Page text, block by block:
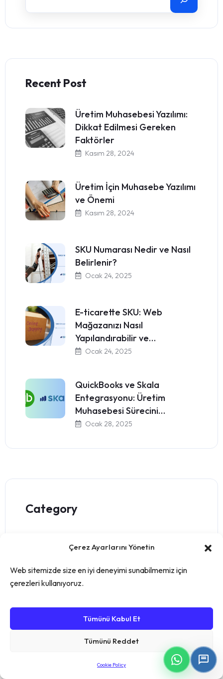
Çerez Ayarlarını Yönetin
Web sitemizde size en iyi deneyimi sunabilmemiz için
çerezleri kullanıyoruz.
Tümünü Kabul Et
Tümünü Reddet
Cookie Policy
Recent Post
Üretim Muhasebesi Yazılımı:
Dikkat Edilmesi Gereken
Faktörler
Kasım 28, 2024
Üretim İçin Muhasebe Yazılımı
ve Önemi
Kasım 28, 2024
SKU Numarası Nedir ve Nasıl
Belirlenir?
Ocak 24, 2025
E-ticarette SKU: Web
Mağazanızı Nasıl
Yapılandırabilir ve…
Ocak 24, 2025
QuickBooks ve Skala
Entegrasyonu: Üretim
Muhasebesi Sürecini…
Ocak 28, 2025
Category
Depo Yönetimi